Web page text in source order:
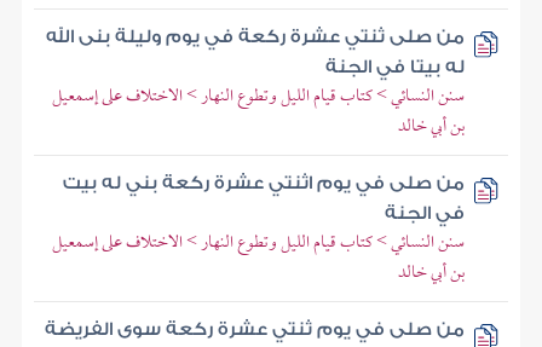
من صلى ثنتي عشرة ركعة في يوم وليلة بنى الله
له بيتا في الجنة
سنن النسائي > كتاب قيام الليل وتطوع النهار > الاختلاف على إسمعيل
بن أبي خالد
من صلى في يوم اثنتي عشرة ركعة بني له بيت
في الجنة
سنن النسائي > كتاب قيام الليل وتطوع النهار > الاختلاف على إسمعيل
بن أبي خالد
من صلى في يوم ثنتي عشرة ركعة سوى الفريضة